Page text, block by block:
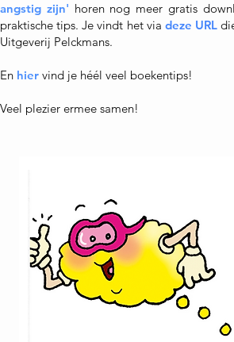
angstig zijn' horen nog meer gratis
praktische tips. Je vindt het via deze URL
Uitgeverij Pelckmans.
En hier vind je héél veel boekentips!
Veel plezier ermee samen!